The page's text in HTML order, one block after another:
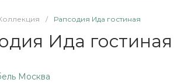
/ Рапсодия Ида гостиная
Ида гостиная
Москва